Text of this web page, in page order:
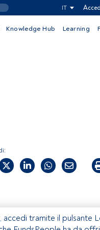
IT
Knowledge Hub Learning
tramite il pulsante